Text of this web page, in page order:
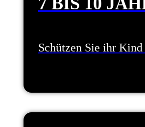
Schützen Sie ihr